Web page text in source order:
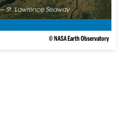
© NASA Earth Observatory